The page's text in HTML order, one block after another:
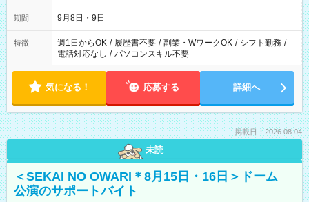
時間は変更となる可能性があります
期間 9月8日・9日
特徴 週1日からOK / 履歴書不要 / 副業・WワークOK / シフト勤務 /
電話対応なし / パソコンスキル不要
気になる！ 応募する 詳細へ
掲載日：2026.08.04
未読
＜SEKAI NO OWARI＊8月15日・16日＞ドーム
公演のサポートバイト